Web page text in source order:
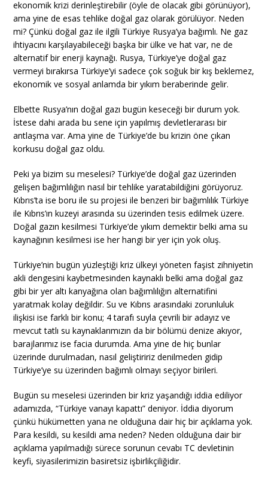
ekonomik krizi derinleştirebilir (öyle de olacak gibi görünüyor),
ama yine de esas tehlike doğal gaz olarak görülüyor. Neden
mi? Çünkü doğal gaz ile ilgili Türkiye Rusya’ya bağımlı. Ne gaz
ihtiyacını karşılayabileceği başka bir ülke ve hat var, ne de
alternatif bir enerji kaynağı. Rusya, Türkiye’ye doğal gaz
vermeyi bırakırsa Türkiye’yi sadece çok soğuk bir kış beklemez,
ekonomik ve sosyal anlamda bir yıkım beraberinde gelir.
Elbette Rusya’nın doğal gazı bugün keseceği bir durum yok.
İstese dahi arada bu sene için yapılmış devletlerarası bir
antlaşma var. Ama yine de Türkiye’de bu krizin öne çıkan
korkusu doğal gaz oldu.
Peki ya bizim su meselesi? Türkiye’de doğal gaz üzerinden
gelişen bağımlılığın nasıl bir tehlike yaratabildiğini görüyoruz.
Kıbrıs’ta ise boru ile su projesi ile benzeri bir bağımlılık Türkiye
ile Kıbrıs’ın kuzeyi arasında su üzerinden tesis edilmek üzere.
Doğal gazın kesilmesi Türkiye’de yıkım demektir belki ama su
kaynağının kesilmesi ise her hangi bir yer için yok oluş.
Türkiye’nin bugün yüzleştiği kriz ülkeyi yöneten faşist zihniyetin
akli dengesini kaybetmesinden kaynaklı belki ama doğal gaz
gibi bir yer altı kanyağına olan bağımlılığın alternatifini
yaratmak kolay değildir. Su ve Kıbrıs arasındaki zorunluluk
ilişkisi ise farklı bir konu; 4 tarafı suyla çevrili bir adayız ve
mevcut tatlı su kaynaklarımızın da bir bölümü denize akıyor,
barajlarımız ise facia durumda. Ama yine de hiç bunlar
üzerinde durulmadan, nasıl geliştiririz denilmeden gidip
Türkiye’ye su üzerinden bağımlı olmayı seçiyor birileri.
Bugün su meselesi üzerinden bir kriz yaşandığı iddia ediliyor
adamızda, “Türkiye vanayı kapattı” deniyor. İddia diyorum
çünkü hükümetten yana ne olduğuna dair hiç bir açıklama yok.
Para kesildi, su kesildi ama neden? Neden olduğuna dair bir
açıklama yapılmadığı sürece sorunun cevabı TC devletinin
keyfi, siyasilerimizin basiretsiz işbirlikçiliğidir.